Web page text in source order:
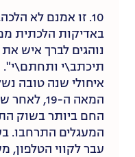
10. זו אמנם לא
באדיקות הלכתית
נוהגים לברך איש
תיכתב\י ותחתם\י".
המאה ה-19,
החם ביותר בשוק
המעגלים התרחבו.
עבר לקווי הטלפון,